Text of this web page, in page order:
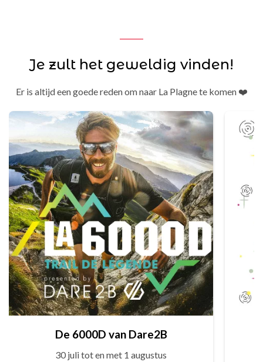
Je zult het geweldig vinden!
Er is altijd een goede reden om naar La Plagne te komen ❤️
De 6000D van Dare2B
30 juli tot en met 1 augustus